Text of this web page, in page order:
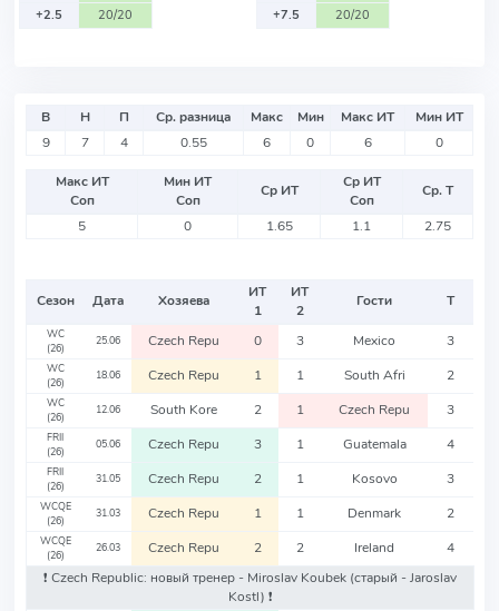
+2.5
20/20
+7.5
20/20
В Н П Ср. разница Макс Мин Макс ИТ
Мин ИТ
9
7 4 0.55 6 0 6 0
Макс ИТ
Соп
Мин ИТ
Соп
Ср ИТ
Ср ИТ
Соп
Ср. Т
5
0 1.65 1.1 2.75
Сезон Дата Хозяева
ИТ
1
ИТ
2
Гости Т
WC
(26)
25.06 Czech Repu 0 3 Mexico 3
WC
(26)
18.06 Czech Repu 1 1 South Afri 2
WC
(26)
12.06 South Kore 2 1 Czech Repu 3
FRII
(26)
05.06 Czech Repu 3 1 Guatemala 4
FRII
(26)
31.05 Czech Repu 2 1 Kosovo 3
WCQE
(26)
31.03 Czech Repu 1 1 Denmark 2
WCQE
(26)
26.03 Czech Repu 2 2 Ireland
4
❗️ Czech Republic: новый тренер - Miroslav Koubek (старый - Jaroslav
Kostl) ❗️